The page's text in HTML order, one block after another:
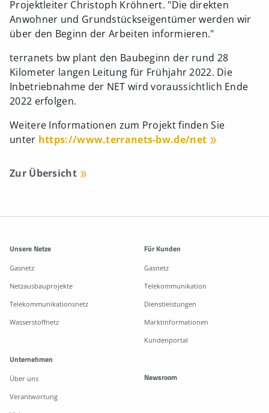
Projektleiter Christoph Kröhnert. "Die direkten
Anwohner und Grundstückseigentümer werden wir
über den Beginn der Arbeiten informieren."
terranets bw plant den Baubeginn der rund 28
Kilometer langen Leitung für Frühjahr 2022. Die
Inbetriebnahme der NET wird voraussichtlich Ende
2022 erfolgen.
Weitere Informationen zum Projekt finden Sie
unter https://www.terranets-bw.de/net
Zur Übersicht
Weitere Informationen
Unsere Netze
Gasnetz
Netzausbauprojekte
Telekommunikationsnetz
Wasserstoffnetz
Für Kunden
Gasnetz
Telekommunikation
Dienstleistungen
Marktinformationen
Kundenportal
Unternehmen
Über uns
Verantwortung
Newsroom